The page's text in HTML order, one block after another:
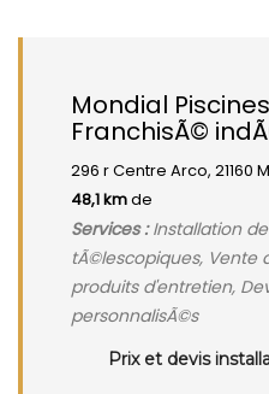
Mondial
FranchisÃ©
296 r Centre Arco, 21160
48,1 kmde
Services :Installation
tÃ©lescopiques, Vente
produits d'entretien,
personnalisÃ©s
Prix et devis